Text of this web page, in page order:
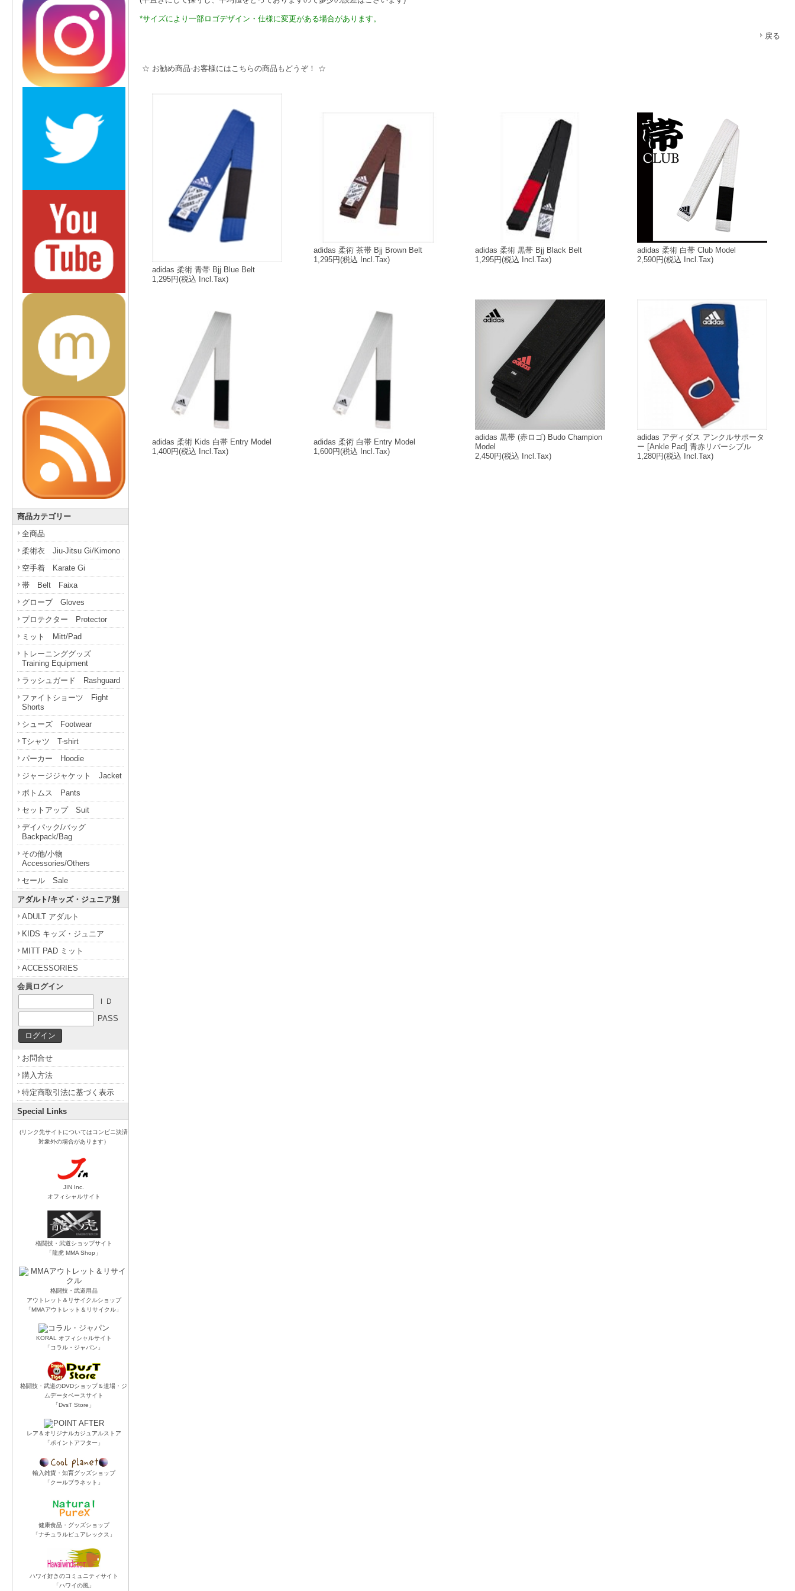
*サイズにより一部ロゴデザイン・仕様に変更がある場合があります。
戻る
☆ お勧め商品-お客様にはこちらの商品もどうぞ！ ☆
adidas 柔術 青帯 Bjj Blue Belt
1,295円(税込 Incl.Tax)
adidas 柔術 茶帯 Bjj Brown Belt
1,295円(税込 Incl.Tax)
adidas 柔術 黒帯 Bjj Black Belt
1,295円(税込 Incl.Tax)
adidas 柔術 白帯 Club Model
2,590円(税込 Incl.Tax)
adidas 柔術 Kids 白帯 Entry Model
1,400円(税込 Incl.Tax)
adidas 柔術 白帯 Entry Model
1,600円(税込 Incl.Tax)
adidas 黒帯 (赤ロゴ) Budo Champion
Model
2,450円(税込 Incl.Tax)
adidas アディダス アンクルサポータ
ー [Ankle Pad] 青赤リバーシブル
1,280円(税込 Incl.Tax)
商品カテゴリー
全商品
柔術衣 Jiu-Jitsu Gi/Kimono
空手着 Karate Gi
帯 Belt Faixa
グローブ Gloves
プロテクター Protector
ミット Mitt/Pad
トレーニンググッズ
Training Equipment
ラッシュガード Rashguard
ファイトショーツ Fight
Shorts
シューズ Footwear
Tシャツ T-shirt
パーカー Hoodie
ジャージジャケット Jacket
ボトムス Pants
セットアップ Suit
デイパック/バッグ
Backpack/Bag
その他/小物
Accessories/Others
セール Sale
アダルト/キッズ・ジュニア別
ADULT アダルト
KIDS キッズ・ジュニア
MITT PAD ミット
ACCESSORIES
会員ログイン
ＩＤ
PASS
お問合せ
購入方法
特定商取引法に基づく表示
Special Links
(リンク先サイトについてはコンビニ決済
対象外の場合があります）
JIN Inc.
オフィシャルサイト
格闘技・武道ショップサイト
「龍虎 MMA Shop」
格闘技・武道用品
アウトレット＆リサイクルショップ
「MMAアウトレット＆リサイクル」
KORAL オフィシャルサイト
「コラル・ジャパン」
格闘技・武道のDVDショップ＆道場・ジ
ムデータベースサイト
「DvsT Store」
レア＆オリジナルカジュアルストア
「ポイントアフター」
輸入雑貨・知育グッズショップ
「クールプラネット」
健康食品・グッズショップ
「ナチュラルピュアレックス」
ハワイ好きのコミュニティサイト
「ハワイの風」